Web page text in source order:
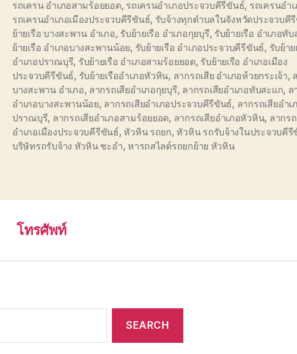
รถเครน อำเภอสามร้อยยอด, รถเครนอำเภอประจวบคีรีขันธ์, รถเครนอำ
รถเครนอำเภอเมืองประจวบคีรีขันธ์, รับจ้างทุกตำบลในจังหวัดประจวบคี
ย้ายเรือ บางสะพาน อำเภอ, รับย้ายเรือ อำเภอกุยบุรี, รับย้ายเรือ อำเภอทั
ย้ายเรือ อำเภอบางสะพานน้อย, รับย้ายเรือ อำเภอประจวบคีรีขันธ์, รับย้าย
อำเภอปราณบุรี, รับย้ายเรือ อำเภอสามร้อยยอด, รับย้ายเรือ อำเภอเมือง
ประจวบคีรีขันธ์, รับย้ายเรืออำเภอหัวหิน, ลากรถเสีย อำเภอห้วยกระเจ้า,
บางสะพาน อำเภอ, ลากรถเสียอำเภอกุยบุรี, ลากรถเสียอำเภอทับสะแก, ล
อำเภอบางสะพานน้อย, ลากรถเสียอำเภอประจวบคีรีขันธ์, ลากรถเสียอำเ
ปราณบุรี, ลากรถเสียอำเภอสามร้อยยอด, ลากรถเสียอำเภอหัวหิน, ลากร
อำเภอเมืองประจวบคีรีขันธ์, หัวหิน รถยก, หัวหิน รถรับจ้างในประจวบคี
บริษัทรถรับจ้าง หัวหิน ชะอำ, หารถสไลด์รถยกย้าย หัวหิน
โทรศัพท์